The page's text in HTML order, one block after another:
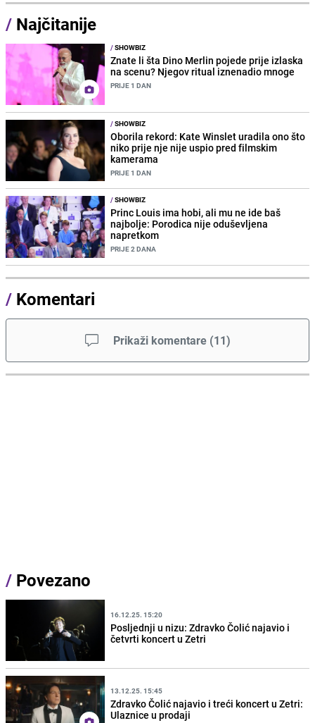
/ Najčitanije
/SHOWBIZ
Znate li šta Dino Merlin pojede prije izlaska
na scenu? Njegov ritual iznenadio mnoge
PRIJE 1 DAN
/SHOWBIZ
Oborila rekord: Kate Winslet uradila ono što
niko prije nje nije uspio pred filmskim
kamerama
PRIJE 1 DAN
/SHOWBIZ
Princ Louis ima hobi, ali mu ne ide baš
najbolje: Porodica nije oduševljena
napretkom
PRIJE 2 DANA
/ Komentari
Prikaži komentare (11)
/ Povezano
16.12.25. 15:20
Posljednji u nizu: Zdravko Čolić najavio i
četvrti koncert u Zetri
13.12.25. 15:45
Zdravko Čolić najavio i treći koncert u Zetri:
Ulaznice u prodaji